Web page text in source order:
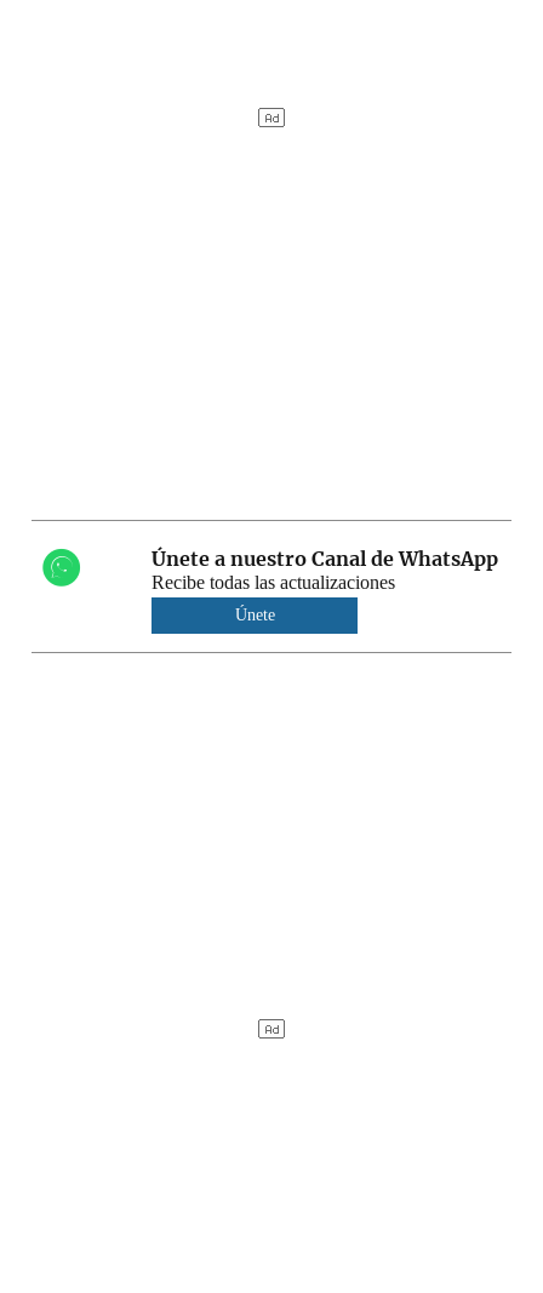
Únete a nuestro Canal de WhatsApp
Recibe todas las actualizaciones
Únete